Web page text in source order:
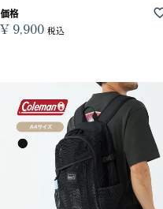
価格
¥ 9,900 税込